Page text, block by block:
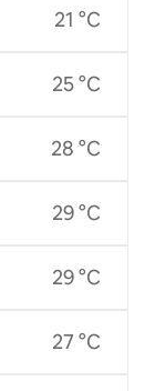
21 °C
25 °C
28 °C
29 °C
29 °C
27 °C